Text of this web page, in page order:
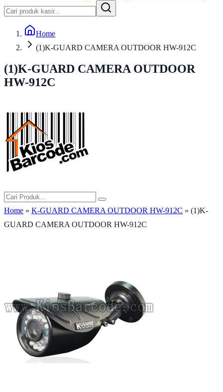
Home
(1)K-GUARD CAMERA OUTDOOR HW-912C
(1)K-GUARD CAMERA OUTDOOR
HW-912C
Home » K-GUARD CAMERA OUTDOOR HW-912C » (1)K-
GUARD CAMERA OUTDOOR HW-912C